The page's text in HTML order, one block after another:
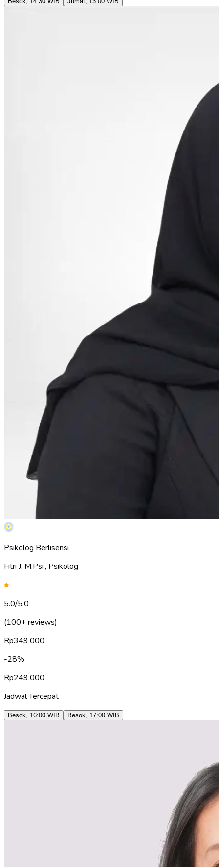
Psikolog Berlisensi
Fitri J. M.Psi., Psikolog
5.0/5.0
(100+ reviews)
Rp349.000
-28%
Rp249.000
Jadwal Tercepat
Besok 16:00 WIB Besok 17:00 WIB